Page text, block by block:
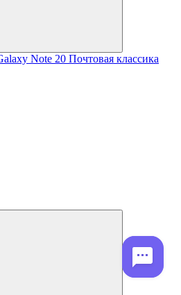
Note 20 Почтовая классика